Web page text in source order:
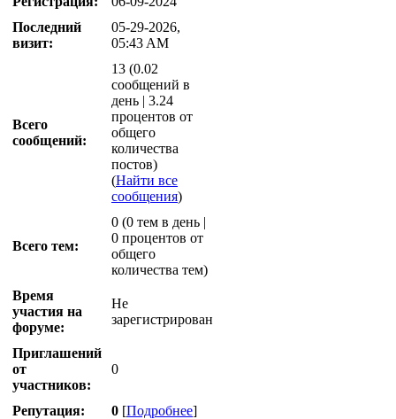
Последний
визит:
05-29-2026,
05:43 AM
Всего
сообщений:
13 (0.02
сообщений в
день | 3.24
процентов от
общего
количества
постов)
(Найти все
сообщения)
Всего тем:
0 (0 тем в день |
0 процентов от
общего
количества тем)
Время
участия на
форуме:
Не
зарегистрирован
Приглашений
от
участников:
0
Репутация: 0 [Подробнее]